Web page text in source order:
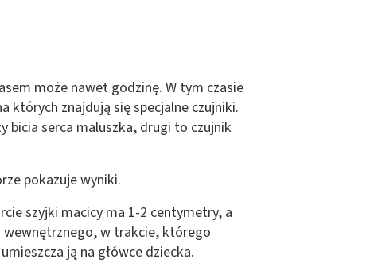
może nawet godzinę. W tym czasie
których znajdują się specjalne czujniki.
serca maluszka, drugi to czujnik
pokazuje wyniki.
szyjki macicy ma 1-2 centymetry, a
wewnętrznego, w trakcie, którego
ją na główce dziecka.